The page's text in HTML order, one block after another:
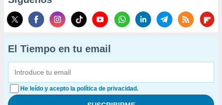
El Tiempo en tu email
He leído y acepto la política de privacidad.